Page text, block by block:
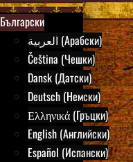
Български
العربية (Арабски)
Čeština (Чешки)
Dansk (Датски)
Deutsch (Немски)
Ελληνικά (Гръцки)
English (Английски)
Español (Испански)